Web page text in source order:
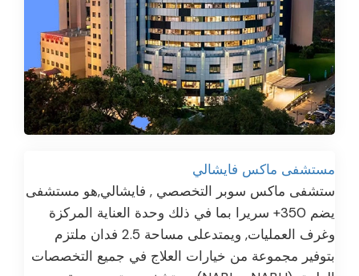
مستشفى ماكس فايشالي
ستشفى ماكس سوبر التخصصي , فايشالي,هو مستشفى
يضم 350+ سريرا بما في ذلك وحدة العناية المركزة
وغرف العمليات, ويمتدعلى مساحة 2.5 فدان ملتزم
بتوفير مجموعة من خيارات العلاج في جميع التخصصات